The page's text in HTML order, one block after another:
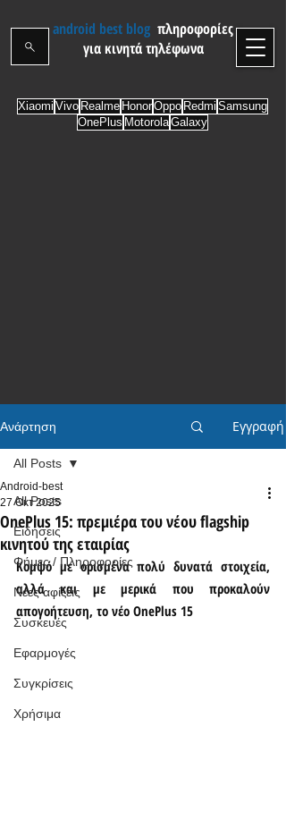
android best blog πληροφορίες
για κινητά τηλέφωνα
Xiaomi Vivo Realme HonorOppo Redmi Samsung
OnePlus MotorolaGalaxy
Ανάρτηση Εγγραφή
All Posts
Ειδήσεις
Φήμες / Πληροφορίες
Νέες αφίξεις
Συσκευές
Εφαρμογές
Συγκρίσεις
Χρήσιμα
All Posts
OnePlus 15: πρεμιέρα του νέου flagship
κινητού της εταιρίας
Android-best
27 Οκτ 2025
Κομψό με ορισμένα πολύ δυνατά στοιχεία,
αλλά και με μερικά που προκαλούν
απογοήτευση, το νέο OnePlus 15